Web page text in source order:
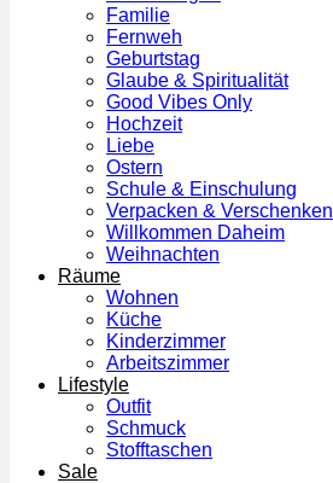
Familie
Fernweh
Geburtstag
Glaube & Spiritualität
Good Vibes Only
Hochzeit
Liebe
Ostern
Schule & Einschulung
Verpacken & Verschenken
Willkommen Daheim
Weihnachten
Räume
Wohnen
Küche
Kinderzimmer
Arbeitszimmer
Lifestyle
Outfit
Schmuck
Stofftaschen
Sale